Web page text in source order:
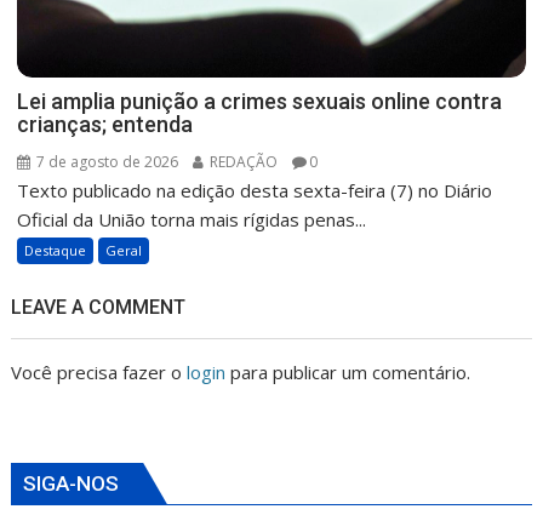
Lei amplia punição a crimes sexuais online contra
crianças; entenda
7 de agosto de 2026 REDAÇÃO 0
Texto publicado na edição desta sexta-feira (7) no Diário
Oficial da União torna mais rígidas penas...
Destaque Geral
LEAVE A COMMENT
Você precisa fazer ologin para publicar um comentário.
SIGA-NOS